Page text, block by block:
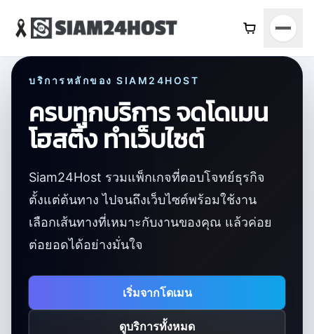
บริการหลักของ SIAM24HOST
ครบทุกบริการ จดโดเมน
โฮสติ้ง ทำเว็บไซต์
Siam24Host รวมแพ็กเกจที่ตอบโจทย์ธุรกิจ
ตั้งแต่ต้นทาง ไปจนถึงเว็บไซต์พร้อมใช้งาน
เลือกเส้นทางที่เหมาะกับงานของคุณ แล้วค่อย
ต่อยอดได้อย่างมั่นใจ
เริ่มจากโดเมน
ดูบริการทั้งหมด